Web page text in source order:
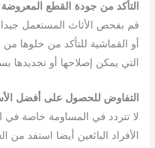
التأكد من جودة القطع
قم بفحص الأثاث المستعمل جيدا
أو القماشية للتأكد من خلوها
التي يمكن إصلاحها أو تجديدها
التفاوض للحصول على أفضل
لا تتردد في المساومة خاصة في
الأفراد البائعين أيضا استفد